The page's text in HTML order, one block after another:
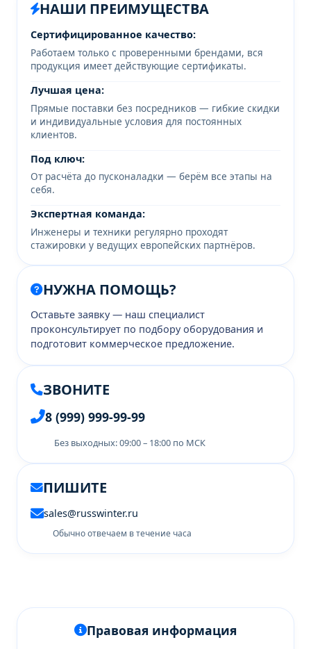
НАШИ ПРЕИМУЩЕСТВА
Сертифицированное качество:
Работаем только с проверенными брендами, вся
продукция имеет действующие сертификаты.
Лучшая цена:
Прямые поставки без посредников — гибкие скидки
и индивидуальные условия для постоянных
клиентов.
Под ключ:
От расчёта до пусконаладки — берём все этапы на
себя.
Экспертная команда:
Инженеры и техники регулярно проходят
стажировки у ведущих европейских партнёров.
НУЖНА ПОМОЩЬ?
Оставьте заявку — наш специалист
проконсультирует по подбору оборудования и
подготовит коммерческое предложение.
ЗВОНИТЕ
8 (999) 999-99-99
Без выходных: 09:00 – 18:00 по МСК
ПИШИТЕ
sales@russwinter.ru
Обычно отвечаем в течение часа
Правовая информация